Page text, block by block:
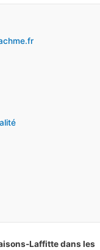
Laffitte dans les